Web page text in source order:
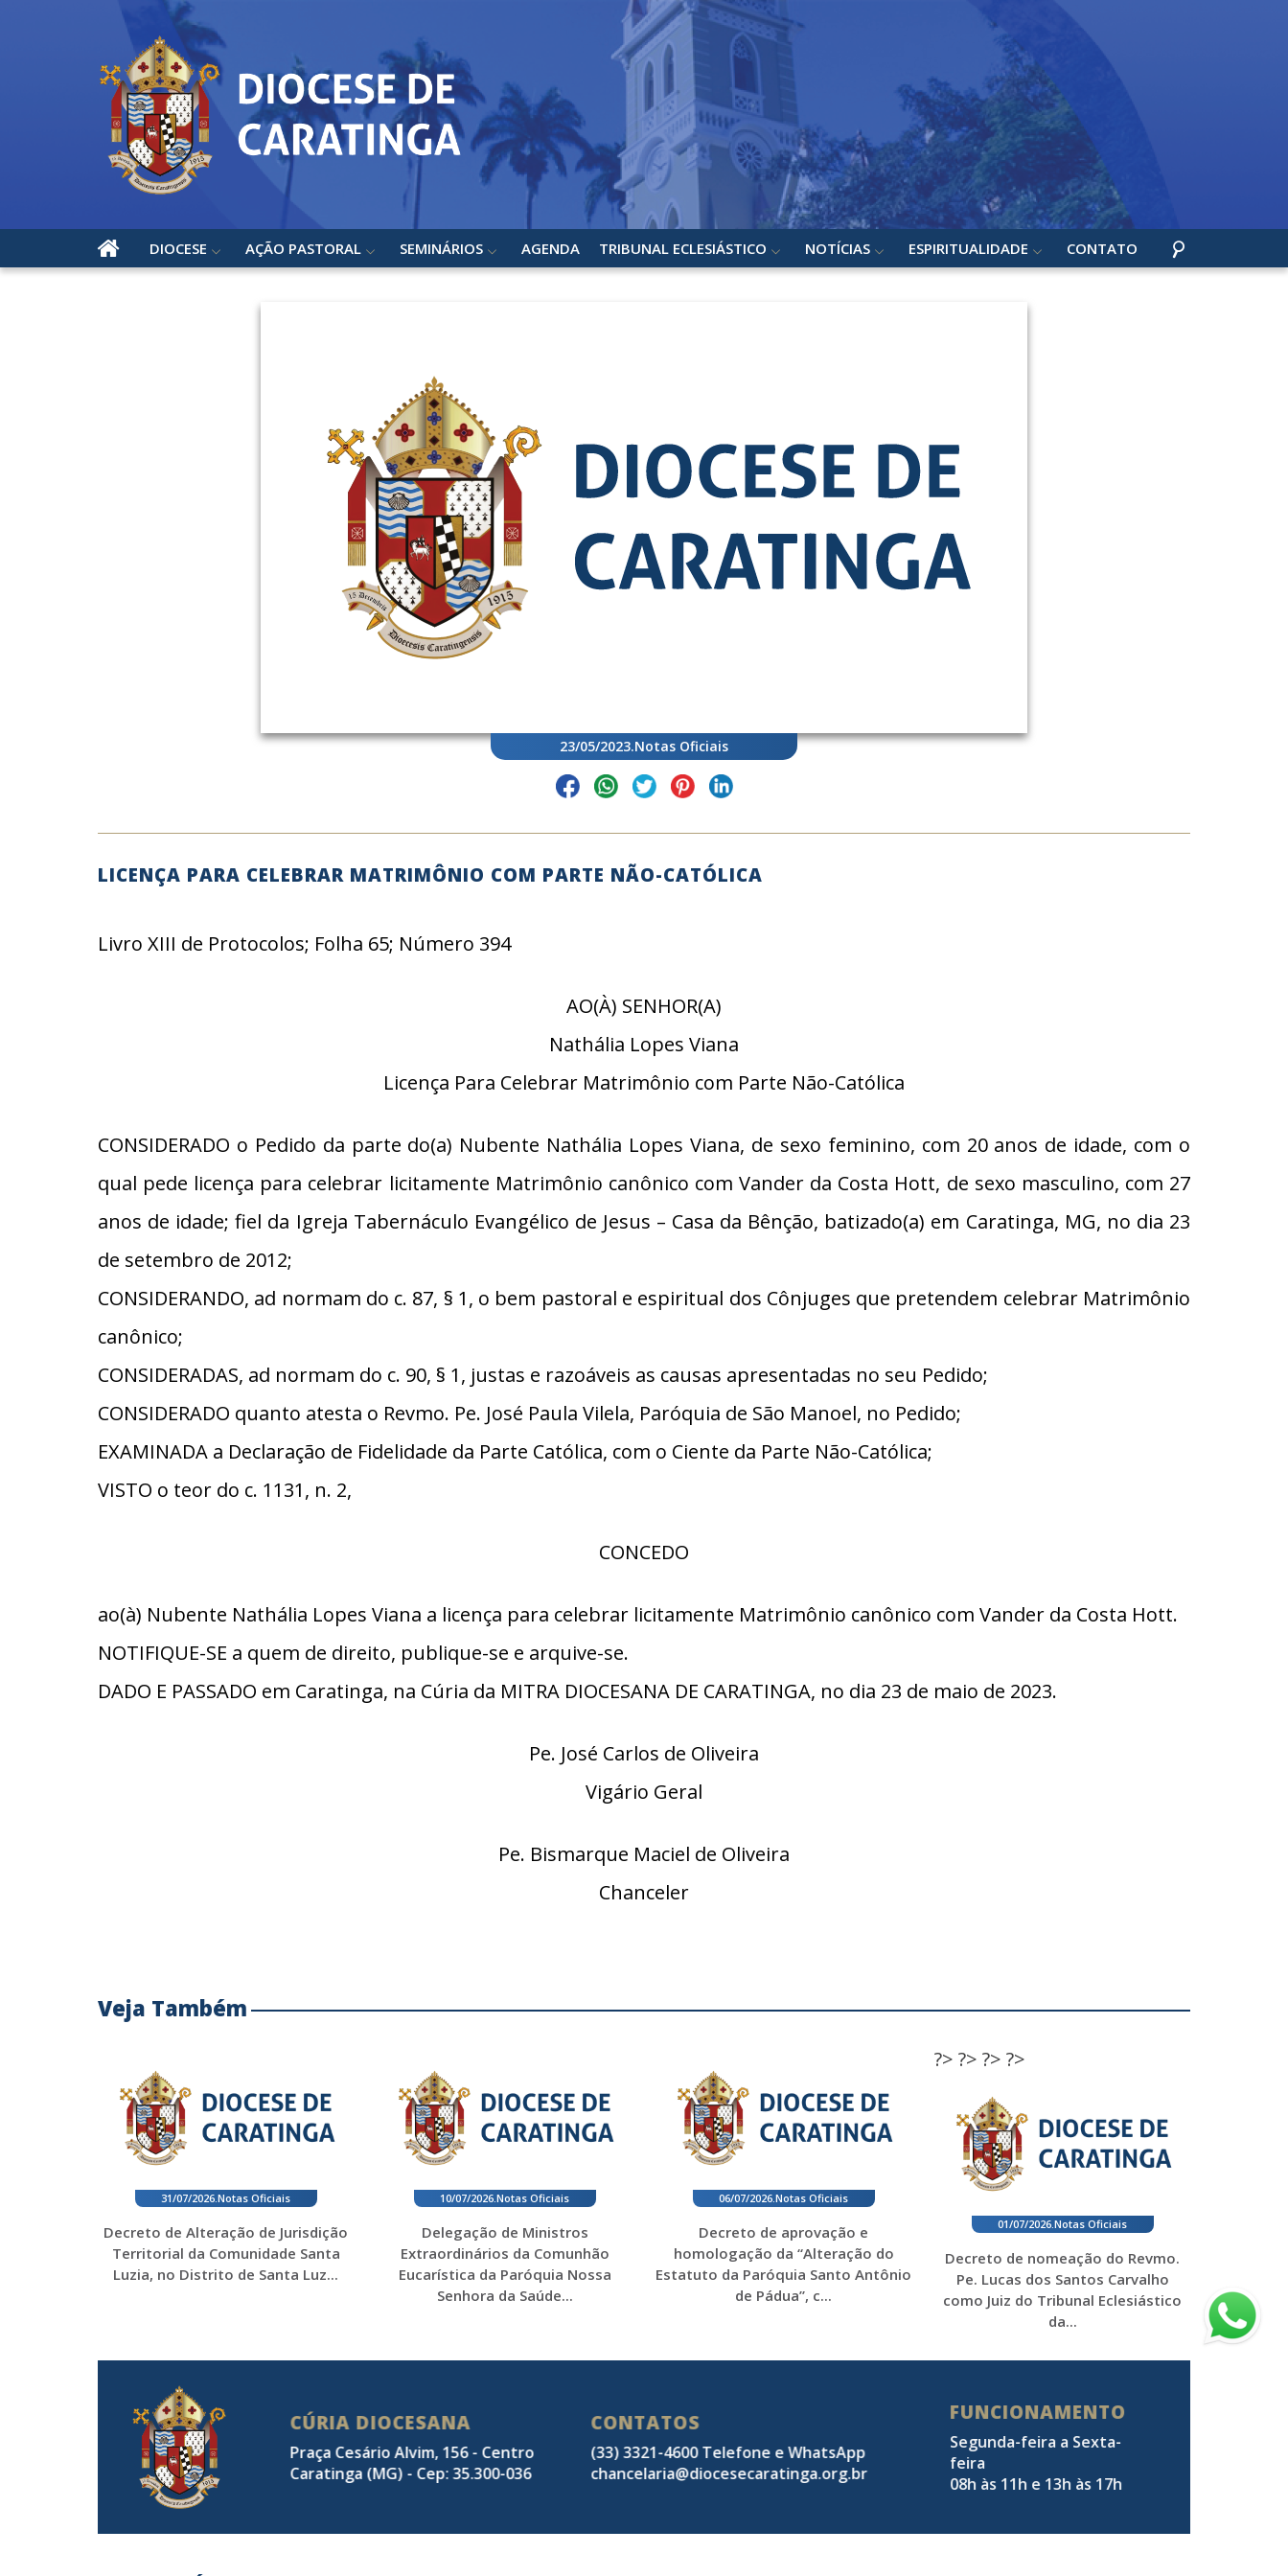
DIOCESE AÇÃO PASTORAL SEMINÁRIOS AGENDA TRIBUNAL ECLESIÁSTICO NOTÍCIAS ESPIRITUALIDADE CONTATO
23/05/2023.Notas Oficiais
LICENÇA PARA CELEBRAR MATRIMÔNIO COM PARTE NÃO-CATÓLICA
Livro XIII de Protocolos; Folha 65; Número 394
AO(À) SENHOR(A)
Nathália Lopes Viana
Licença Para Celebrar Matrimônio com Parte Não-Católica
CONSIDERADO o Pedido da parte do(a) Nubente Nathália Lopes Viana, de sexo feminino, com 20 anos de idade, com o
qual pede licença para celebrar licitamente Matrimônio canônico com Vander da Costa Hott, de sexo masculino, com 27
anos de idade; fiel da Igreja Tabernáculo Evangélico de Jesus – Casa da Bênção, batizado(a) em Caratinga, MG, no dia 23
de setembro de 2012;
CONSIDERANDO, ad normam do c. 87, § 1, o bem pastoral e espiritual dos Cônjuges que pretendem celebrar Matrimônio
canônico;
CONSIDERADAS, ad normam do c. 90, § 1, justas e razoáveis as causas apresentadas no seu Pedido;
CONSIDERADO quanto atesta o Revmo. Pe. José Paula Vilela, Paróquia de São Manoel, no Pedido;
EXAMINADA a Declaração de Fidelidade da Parte Católica, com o Ciente da Parte Não-Católica;
VISTO o teor do c. 1131, n. 2,
CONCEDO
ao(à) Nubente Nathália Lopes Viana a licença para celebrar licitamente Matrimônio canônico com Vander da Costa Hott.
NOTIFIQUE-SE a quem de direito, publique-se e arquive-se.
DADO E PASSADO em Caratinga, na Cúria da MITRA DIOCESANA DE CARATINGA, no dia 23 de maio de 2023.
Pe. José Carlos de Oliveira
Vigário Geral
Pe. Bismarque Maciel de Oliveira
Chanceler
Veja Também
?>
31/07/2026.Notas Oficiais
Decreto de Alteração de Jurisdição
Territorial da Comunidade Santa
Luzia, no Distrito de Santa Luz...
?>
10/07/2026.Notas Oficiais
Delegação de Ministros
Extraordinários da Comunhão
Eucarística da Paróquia Nossa
Senhora da Saúde...
?>
06/07/2026.Notas Oficiais
Decreto de aprovação e
homologação da “Alteração do
Estatuto da Paróquia Santo Antônio
de Pádua”, c...
?>
01/07/2026.Notas Oficiais
Decreto de nomeação do Revmo.
Pe. Lucas dos Santos Carvalho
como Juiz do Tribunal Eclesiástico
da...
CÚRIA DIOCESANA
Praça Cesário Alvim, 156 - Centro
Caratinga (MG) - Cep: 35.300-036
CONTATOS
(33) 3321-4600 Telefone e WhatsApp
chancelaria@diocesecaratinga.org.br
FUNCIONAMENTO
Segunda-feira a Sexta-
feira
08h às 11h e 13h às 17h